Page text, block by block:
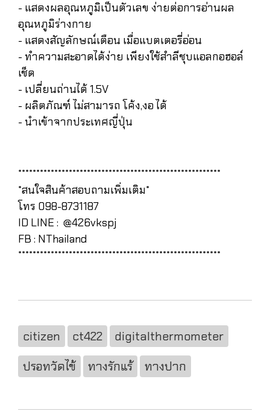
- แสดงผลอุณหภูมิเป็นตัวเลข ง่ายต่อการอ่านผล
อุณหภูมิร่างกาย
- แสดงสัญลักษณ์เตือน เมื่อแบตเตอรี่อ่อน
- ทำความสะอาดได้ง่าย เพียงใช้สำลีชุบแอลกอฮอล์
เช็ด
- เปลี่ยนถ่านได้ 1.5V
- ผลิตภัณฑ์ ไม่สามารถ โค้ง,งอ ได้
- นำเข้าจากประเทศญี่ปุ่น
********************************************************
*สนใจสินค้าสอบถามเพิ่มเติม*
โทร 098-8731187
ID LINE : @426vkspj
FB : NThailand
********************************************************
citizen ct422
digitalthermometer
ปรอทวัดไข้
ทางรักแร้ ทางปาก